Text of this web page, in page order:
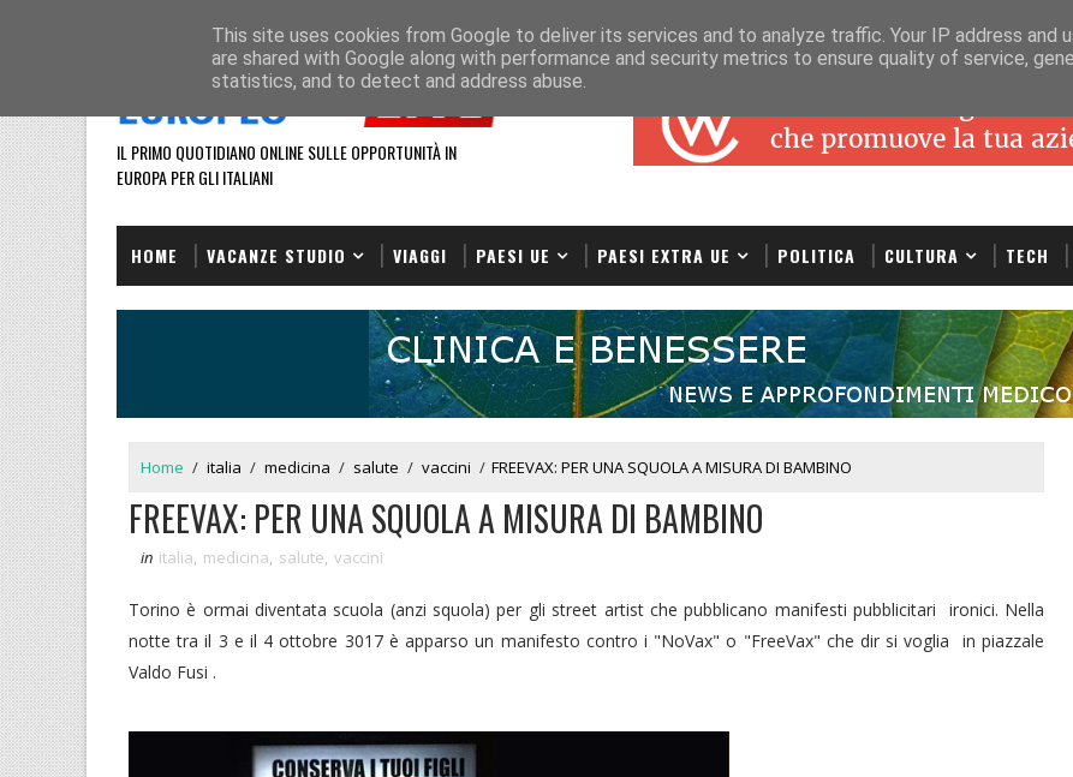
REDAZIONE
IL PRIMO QUOTIDIANO ONLINE SULLE OPPORTUNITÀ IN
EUROPA PER GLI ITALIANI
HOME VACANZE STUDIO VIAGGI PAESI UE PAESI EXTRA UE POLITICA CULTURA TECH
Home / italia / medicina / salute / vaccini / FREEVAX: PER UNA SQUOLA A MISURA DI BAMBINO
FREEVAX: PER UNA SQUOLA A MISURA DI BAMBINO
in italia medicina salute vaccini
Torino è ormai diventata scuola (anzi squola) per gli street artist che pubblicano manifesti pubblicitari ironici. Nella
notte tra il 3 e il 4 ottobre 3017 è apparso un manifesto contro i "NoVax" o "FreeVax" che dir si voglia in piazzale
Valdo Fusi .
This site uses cookies from Google to deliver its services and to analyze traffic. Your IP address and
are shared with Google along with performance and security metrics to ensure quality of service,
statistics, and to detect and address abuse.